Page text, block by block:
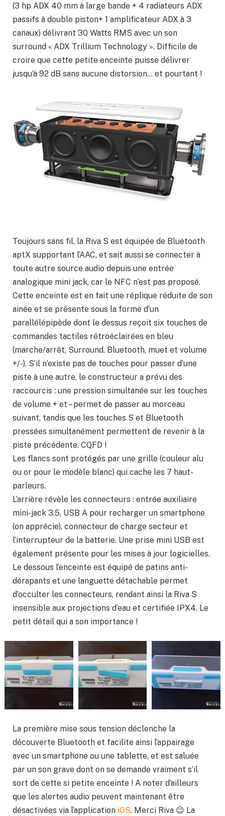
(3 hp ADX 40 mm à large bande + 4 radiateurs ADX
passifs à double piston+ 1 amplificateur ADX à 3
canaux) délivrant 30 Watts RMS avec un son
surround « ADX Trillium Technology ». Difficile de
croire que cette petite enceinte puisse délivrer
jusqu’à 92 dB sans aucune distorsion… et pourtant !
Toujours sans fil, la Riva S est équipée de Bluetooth
aptX supportant l’AAC, et sait aussi se connecter à
toute autre source audio depuis une entrée
analogique mini jack, car le NFC n’est pas proposé.
Cette enceinte est en fait une réplique réduite de son
ainée et se présente sous la forme d’un
parallélépipède dont le dessus reçoit six touches de
commandes tactiles rétroéclairées en bleu
(marche/arrêt, Surround, Bluetooth, muet et volume
+/-). S’il n’existe pas de touches pour passer d’une
piste à une autre, le constructeur a prévu des
raccourcis : une pression simultanée sur les touches
de volume + et – permet de passer au morceau
suivant, tandis que les touches S et Bluetooth
pressées simultanément permettent de revenir à la
piste précédente. CQFD !
Les flancs sont protégés par une grille (couleur alu
ou or pour le modèle blanc) qui cache les 7 haut-
parleurs.
L’arrière révèle les connecteurs : entrée auxiliaire
mini-jack 3.5, USB A pour recharger un smartphone
(on apprécie), connecteur de charge secteur et
l’interrupteur de la batterie. Une prise mini USB est
également présente pour les mises à jour logicielles.
Le dessous l’enceinte est équipé de patins anti-
dérapants et une languette détachable permet
d’occulter les connecteurs, rendant ainsi la Riva S
insensible aux projections d’eau et certifiée IPX4. Le
petit détail qui a son importance !
La première mise sous tension déclenche la
découverte Bluetooth et facilite ainsi l’appairage
avec un smartphone ou une tablette, et est saluée
par un son grave dont on se demande vraiment s’il
sort de cette si petite enceinte ! A noter d’ailleurs
que les alertes audio peuvent maintenant être
désactivées via l’application iOS. Merci Riva 😉 La